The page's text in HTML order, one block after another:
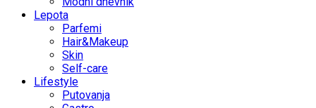
Lepota
Parfemi
Hair&Makeup
Skin
Self-care
Lifestyle
Putovanja